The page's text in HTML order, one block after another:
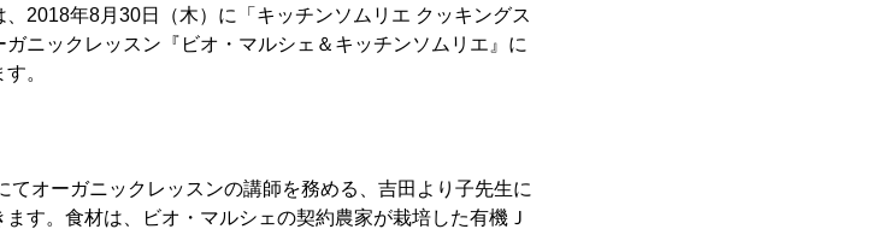
年8月30日（木）に「キッチンソムリエ クッキングス
ニックレッスン『ビオ・マルシェ＆キッチンソムリエ』に
。
てオーガニックレッスンの講師を務める、吉田より子先生に
す。食材は、ビオ・マルシェの契約農家が栽培した有機Ｊ